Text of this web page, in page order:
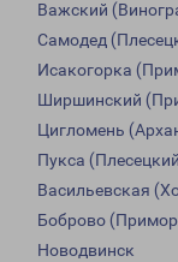
Важский
Самодед
Исакогорка
Ширшинский
Цигломень
Пукса
Васильевская
Боброво
Новодвинск